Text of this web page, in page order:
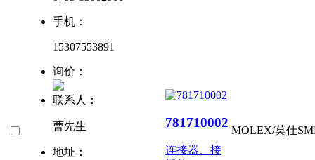
手机：
15307553891
询价：
联系人：
曹先生
地址：
781710002
连接器、接
MOLEX/莫仕